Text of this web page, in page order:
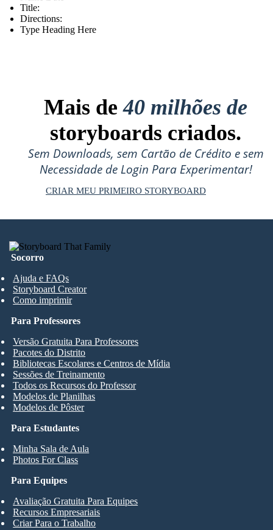
Title:
Directions:
Type Heading Here
Mais de40 milhões de
storyboards criados.
Sem Downloads, sem Cartão de Crédito e sem
Necessidade de Login Para Experimentar!
CRIAR MEU PRIMEIRO STORYBOARD
Socorro
Ajuda e FAQs
Storyboard Creator
Como imprimir
Para Estudantes
Minha Sala de Aula
Photos For Class
Para Professores
Versão Gratuita Para Professores
Pacotes do Distrito
Bibliotecas Escolares e Centros de Mídia
Sessões de Treinamento
Todos os Recursos do Professor
Modelos de Planilhas
Modelos de Pôster
Para Equipes
Avaliação Gratuita Para Equipes
Recursos Empresariais
Criar Para o Trabalho